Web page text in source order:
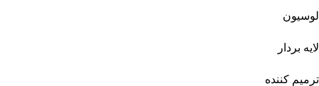
لوسیون
لایه بردار
ترمیم کننده